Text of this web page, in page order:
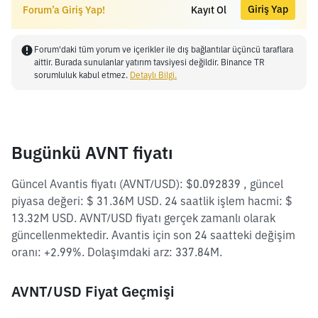
Forum’a Giriş Yap! Kayıt Ol Giriş Yap
Forum'daki tüm yorum ve içerikler ile dış bağlantılar üçüncü taraflara
aittir. Burada sunulanlar yatırım tavsiyesi değildir. Binance TR
sorumluluk kabul etmez. Detaylı Bilgi.
Bugünkü AVNT fiyatı
Güncel Avantis fiyatı (AVNT/USD): $0.092839 , güncel
piyasa değeri: $ 31.36M USD. 24 saatlik işlem hacmi: $
13.32M USD. AVNT/USD fiyatı gerçek zamanlı olarak
güncellenmektedir. Avantis için son 24 saatteki değişim
oranı: +2.99%. Dolaşımdaki arz: 337.84M.
AVNT/USD Fiyat Geçmişi